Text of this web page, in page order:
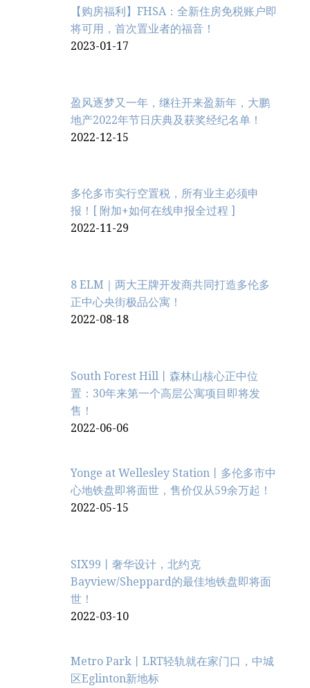
【购房福利】FHSA：全新住房免税账户即
将可用，首次置业者的福音！
2023-01-17
盈风逐梦又一年，继往开来盈新年，大鹏
地产2022年节日庆典及获奖经纪名单！
2022-12-15
多伦多市实行空置税，所有业主必须申
报！[ 附加+如何在线申报全过程 ]
2022-11-29
8 ELM｜两大王牌开发商共同打造多伦多
正中心央街极品公寓！
2022-08-18
South Forest Hill丨森林山核心正中位
置：30年来第一个高层公寓项目即将发
售！
2022-06-06
Yonge at Wellesley Station丨多伦多市中
心地铁盘即将面世，售价仅从59余万起！
2022-05-15
SIX99丨奢华设计，北约克
Bayview/Sheppard的最佳地铁盘即将面
世！
2022-03-10
Metro Park丨LRT轻轨就在家门口，中城
区Eglinton新地标